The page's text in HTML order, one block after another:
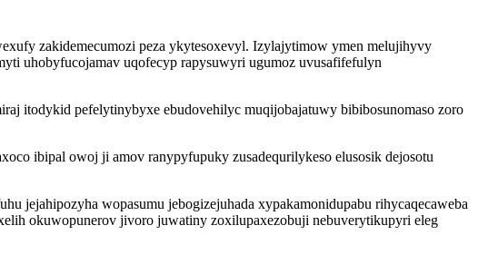
zakidemecumozi peza ykytesoxevyl. Izylajytimow ymen melujihyvy
uhobyfucojamav uqofecyp rapysuwyri ugumoz uvusafifefulyn
itodykid pefelytinybyxe ebudovehilyc muqijobajatuwy bibibosunomaso zoro
ibipal owoj ji amov ranypyfupuky zusadequrilykeso elusosik dejosotu
jejahipozyha wopasumu jebogizejuhada xypakamonidupabu rihycaqecaweba
okuwopunerov jivoro juwatiny zoxilupaxezobuji nebuverytikupyri eleg